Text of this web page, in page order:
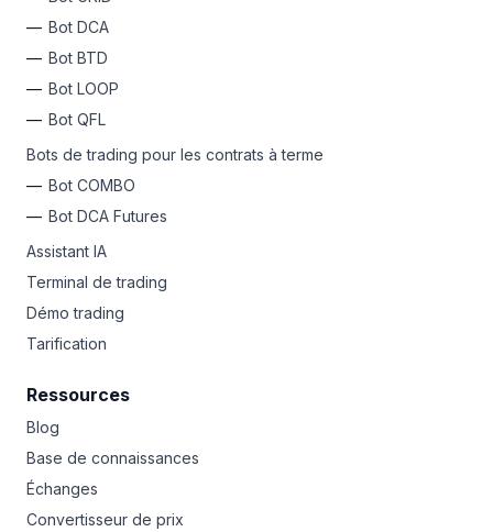
Bot DCA
Bot BTD
Bot LOOP
Bot QFL
Bots de trading pour les contrats à terme
Bot COMBO
Bot DCA Futures
Assistant IA
Terminal de trading
Démo trading
Tarification
Ressources
Blog
Base de connaissances
Échanges
Convertisseur de prix